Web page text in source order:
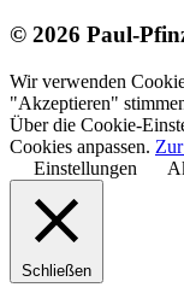
© 2026 Paul-
Wir verwenden
"Akzeptieren"
Über die Cookie-
Cookies anpassen.
Einstellungen
Schließen